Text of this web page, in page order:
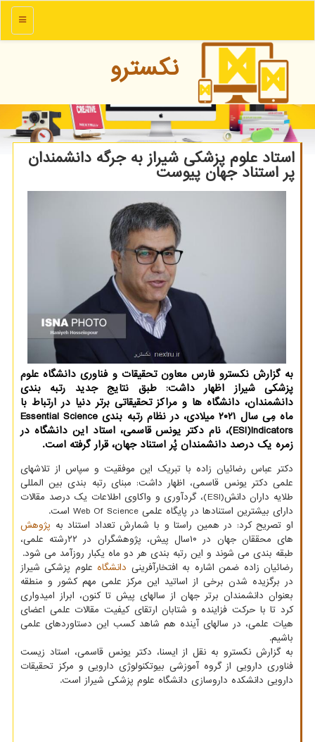
منو
نكسترو
استاد علوم پزشكی شیراز به جرگه دانشمندان
پر استناد جهان پیوست
به گزارش نکسترو فارس معاون تحقیقات و فناوری دانشگاه علوم
پزشکی شیراز اظهار داشت: طبق نتایج جدید رتبه بندی
دانشمندان، دانشگاه ها و مراکز تحقیقاتی برتر دنیا در ارتباط با
ماه مِی سال ۲۰۲۱ میلادی، در نظام رتبه بندی Essential Science
(ESI)Indicators، نام دکتر یونس قاسمی، استاد این دانشگاه در
زمره یک درصد دانشمندان پُر استناد جهان، قرار گرفته است.
دکتر عباس رضائیان زاده با تبریک این موفقیت و سپاس از تلاشهای
علمی دکتر یونس قاسمی، اظهار داشت: مبنای رتبه بندی بین المللی
طلایه داران دانش(ESI)، گردآوری و واکاوی اطلاعات یک درصد مقالات
دارای بیشترین استنادها در پایگاه علمی Web Of Science است.
او تصریح کرد: در همین راستا و با شمارش تعداد استناد به پژوهش
های محققان جهان در ۱۰سال پیش، پژوهشگران در ۲۲رشته علمی،
طبقه بندی می شوند و این رتبه بندی هر دو ماه یکبار روزآمد می شود.
رضائیان زاده ضمن اشاره به افتخارآفرینی دانشگاه علوم پزشکی شیراز
در برگزیده شدن برخی از اساتید این مرکز علمی مهم کشور و منطقه
بعنوان دانشمندان برتر جهان از سالهای پیش تا کنون، ابراز امیدواری
کرد تا با حرکت فزاینده و شتابان ارتقای کیفیت مقالات علمی اعضای
هیات علمی، در سالهای آینده هم شاهد کسب این دستاوردهای علمی
باشیم.
به گزارش نکسترو به نقل از ایسنا، دکتر یونس قاسمی، استاد زیست
فناوری دارویی از گروه آموزشی بیوتکنولوژی دارویی و مرکز تحقیقات
دارویی دانشکده داروسازی دانشگاه علوم پزشکی شیراز است.